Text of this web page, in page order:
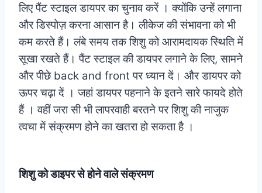
लिए पैंट स्टाइल डायपर का चुनाव करें । क्योंकि उन्हें लगाना
और डिस्पोज़ करना आसान है। लीकेज की संभावना को भी
कम करते हैं। लंबे समय तक शिशु को आरामदायक स्थिति में
सूखा रखते हैं। पैंट स्टाइल की डायपर लगाने के लिए, सामने
और पीछे back and front पर ध्यान दें। और डायपर को
ऊपर चढ़ा दें ।जहां डायपर पहनाने के इतने सारे फायदे होते
हैं । वहीं जरा सी भी लापरवाही बरतने पर शिशु की नाजुक
त्वचा में संक्रमण होने का खतरा हो सकता है ।
शिशु को डाइपर से होने वाले संक्रमण